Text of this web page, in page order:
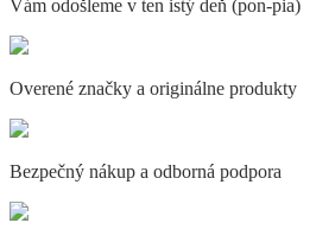
Vám odošleme v ten istý deň (pon-pia)
Overené značky a originálne produkty
Bezpečný nákup a odborná podpora